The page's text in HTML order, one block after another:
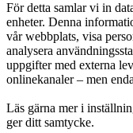
För detta samlar vi in
enheter. Denna
vår webbplats, visa
analysera
uppgifter med externa
onlinekanaler – men
Läs gärna mer i
ger ditt samtycke.